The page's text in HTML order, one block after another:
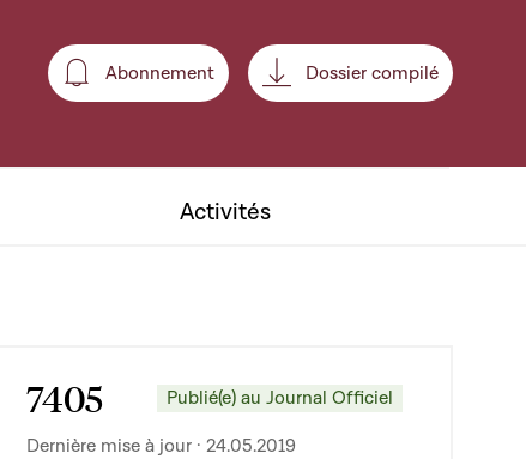
Abonnement
Abonnement Dossier compilé
Activités
7405 Publié(e) au Journal Officiel
Dernière mise à jour · 24.05.2019